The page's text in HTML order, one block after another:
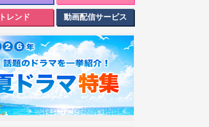
トレンド 動画配信サービス